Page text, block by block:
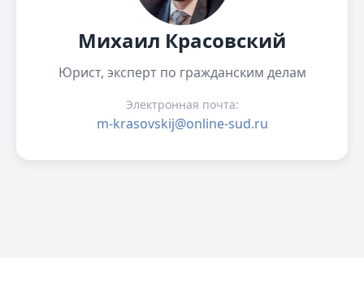
Михаил Красовский
Юрист, эксперт по гражданским делам
Электронная почта:
m-krasovskij@online-sud.ru